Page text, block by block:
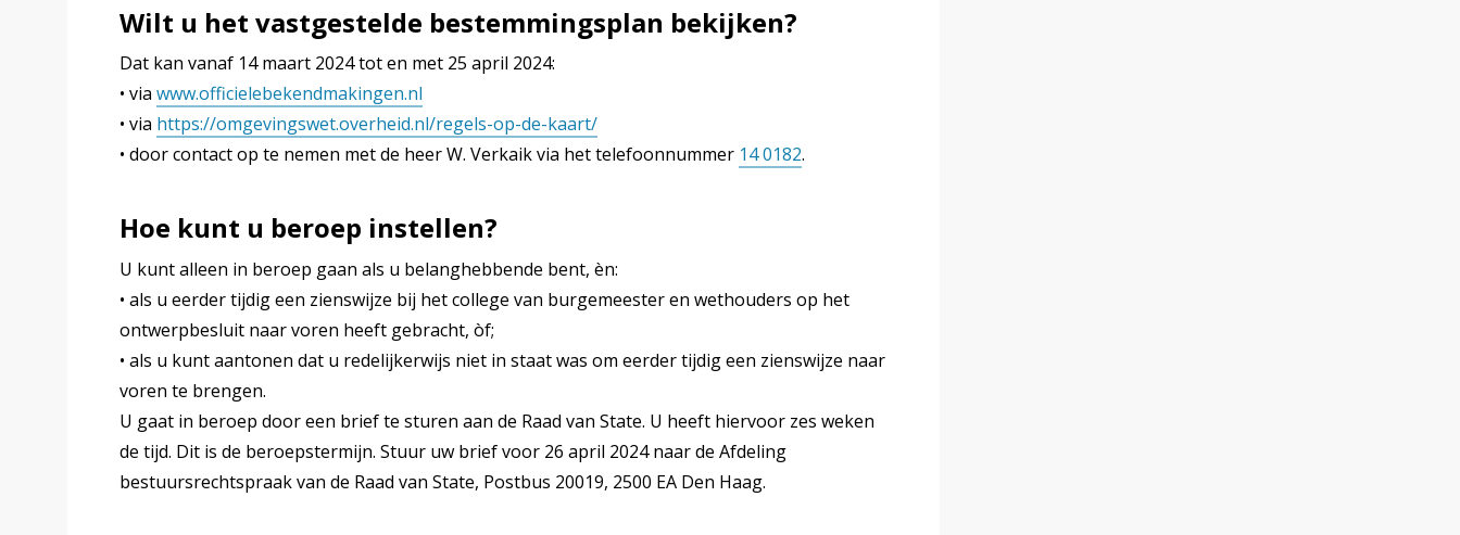
Wilt u het vastgestelde bestemmingsplan bekijken?
Dat kan vanaf 14 maart 2024 tot en met 25 april 2024:
• via www.officielebekendmakingen.nl
• via https://omgevingswet.overheid.nl/regels-op-de-kaart/
• door contact op te nemen met de heer W. Verkaik via het telefoonnummer 14 0182.
Hoe kunt u beroep instellen?
U kunt alleen in beroep gaan als u belanghebbende bent, èn:
• als u eerder tijdig een zienswijze bij het college van burgemeester en wethouders op het
ontwerpbesluit naar voren heeft gebracht, òf;
• als u kunt aantonen dat u redelijkerwijs niet in staat was om eerder tijdig een zienswijze naar
voren te brengen.
U gaat in beroep door een brief te sturen aan de Raad van State. U heeft hiervoor zes weken
de tijd. Dit is de beroepstermijn. Stuur uw brief voor 26 april 2024 naar de Afdeling
bestuursrechtspraak van de Raad van State, Postbus 20019, 2500 EA Den Haag.